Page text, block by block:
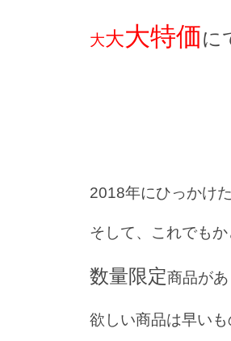
大大大特価に
2018年にひっかけ
そして、これでも
数量限定商品があ
欲しい商品は早い